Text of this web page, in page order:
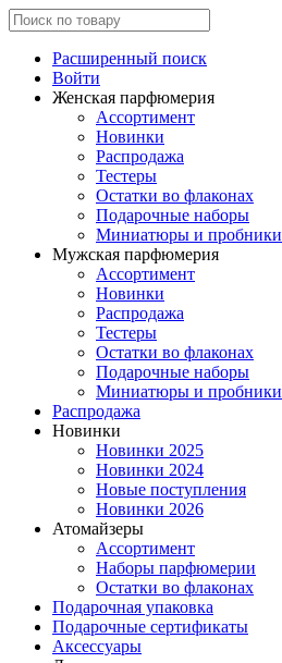
Расширенный поиск
Войти
Женская парфюмерия
Ассортимент
Новинки
Распродажа
Тестеры
Остатки во флаконах
Подарочные наборы
Миниатюры и пробники
Мужская парфюмерия
Ассортимент
Новинки
Распродажа
Тестеры
Остатки во флаконах
Подарочные наборы
Миниатюры и пробники
Распродажа
Новинки
Новинки 2025
Новинки 2024
Новые поступления
Новинки 2026
Атомайзеры
Ассортимент
Наборы парфюмерии
Остатки во флаконах
Подарочная упаковка
Подарочные сертификаты
Аксессуары